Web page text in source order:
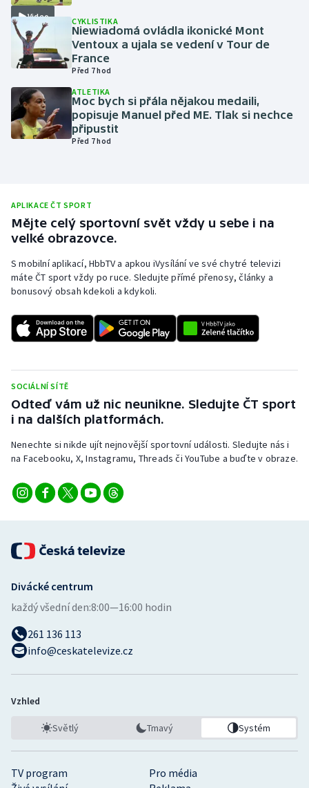
Krasobruslení
Lezení
Lyže a snowboard
Moderní pětiboj
Parasport
Plavání
Plážový volejbal
Ragby
Rychlostní kanoistika
Short track
Sportovní střelba
Stolní tenis
Triatlon
Veslování
Vodní slalom
Ostatní
Video CYKLISTIKA
Niewiadomá ovládla ikonické Mont
Ventoux a ujala se vedení v Tour de
France
Před 7 hod
ATLETIKA
Moc bych si přála nějakou medaili,
popisuje Manuel před ME. Tlak si nechce
připustit
Před 7 hod
APLIKACE ČT SPORT
Mějte celý sportovní svět vždy u sebe i na
velké obrazovce.
S mobilní aplikací, HbbTV a apkou iVysílání ve své chytré televizi
máte ČT sport vždy po ruce. Sledujte přímé přenosy, články a
bonusový obsah kdekoli a kdykoli.
SOCIÁLNÍ SÍTĚ
Odteď vám už nic neunikne. Sledujte ČT sport
i na dalších platformách.
Nenechte si nikde ujít nejnovější sportovní události. Sledujte nás i
na Facebooku, X, Instagramu, Threads či YouTube a buďte v obraze.
TV program
Pro média
Divácké centrum
každý všední den:8:00—16:00 hodin
261 136 113
info@ceskatelevize.cz
Vzhled
Světlý Tmavý Systém